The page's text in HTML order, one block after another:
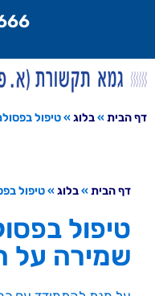
דף הבית»בלוג»טיפול
דף הבית»בלוג»טיפול
טיפול
שמירה על